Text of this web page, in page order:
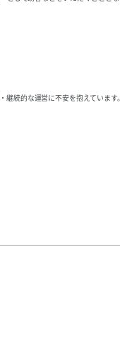
続的な運営に不安を抱えています